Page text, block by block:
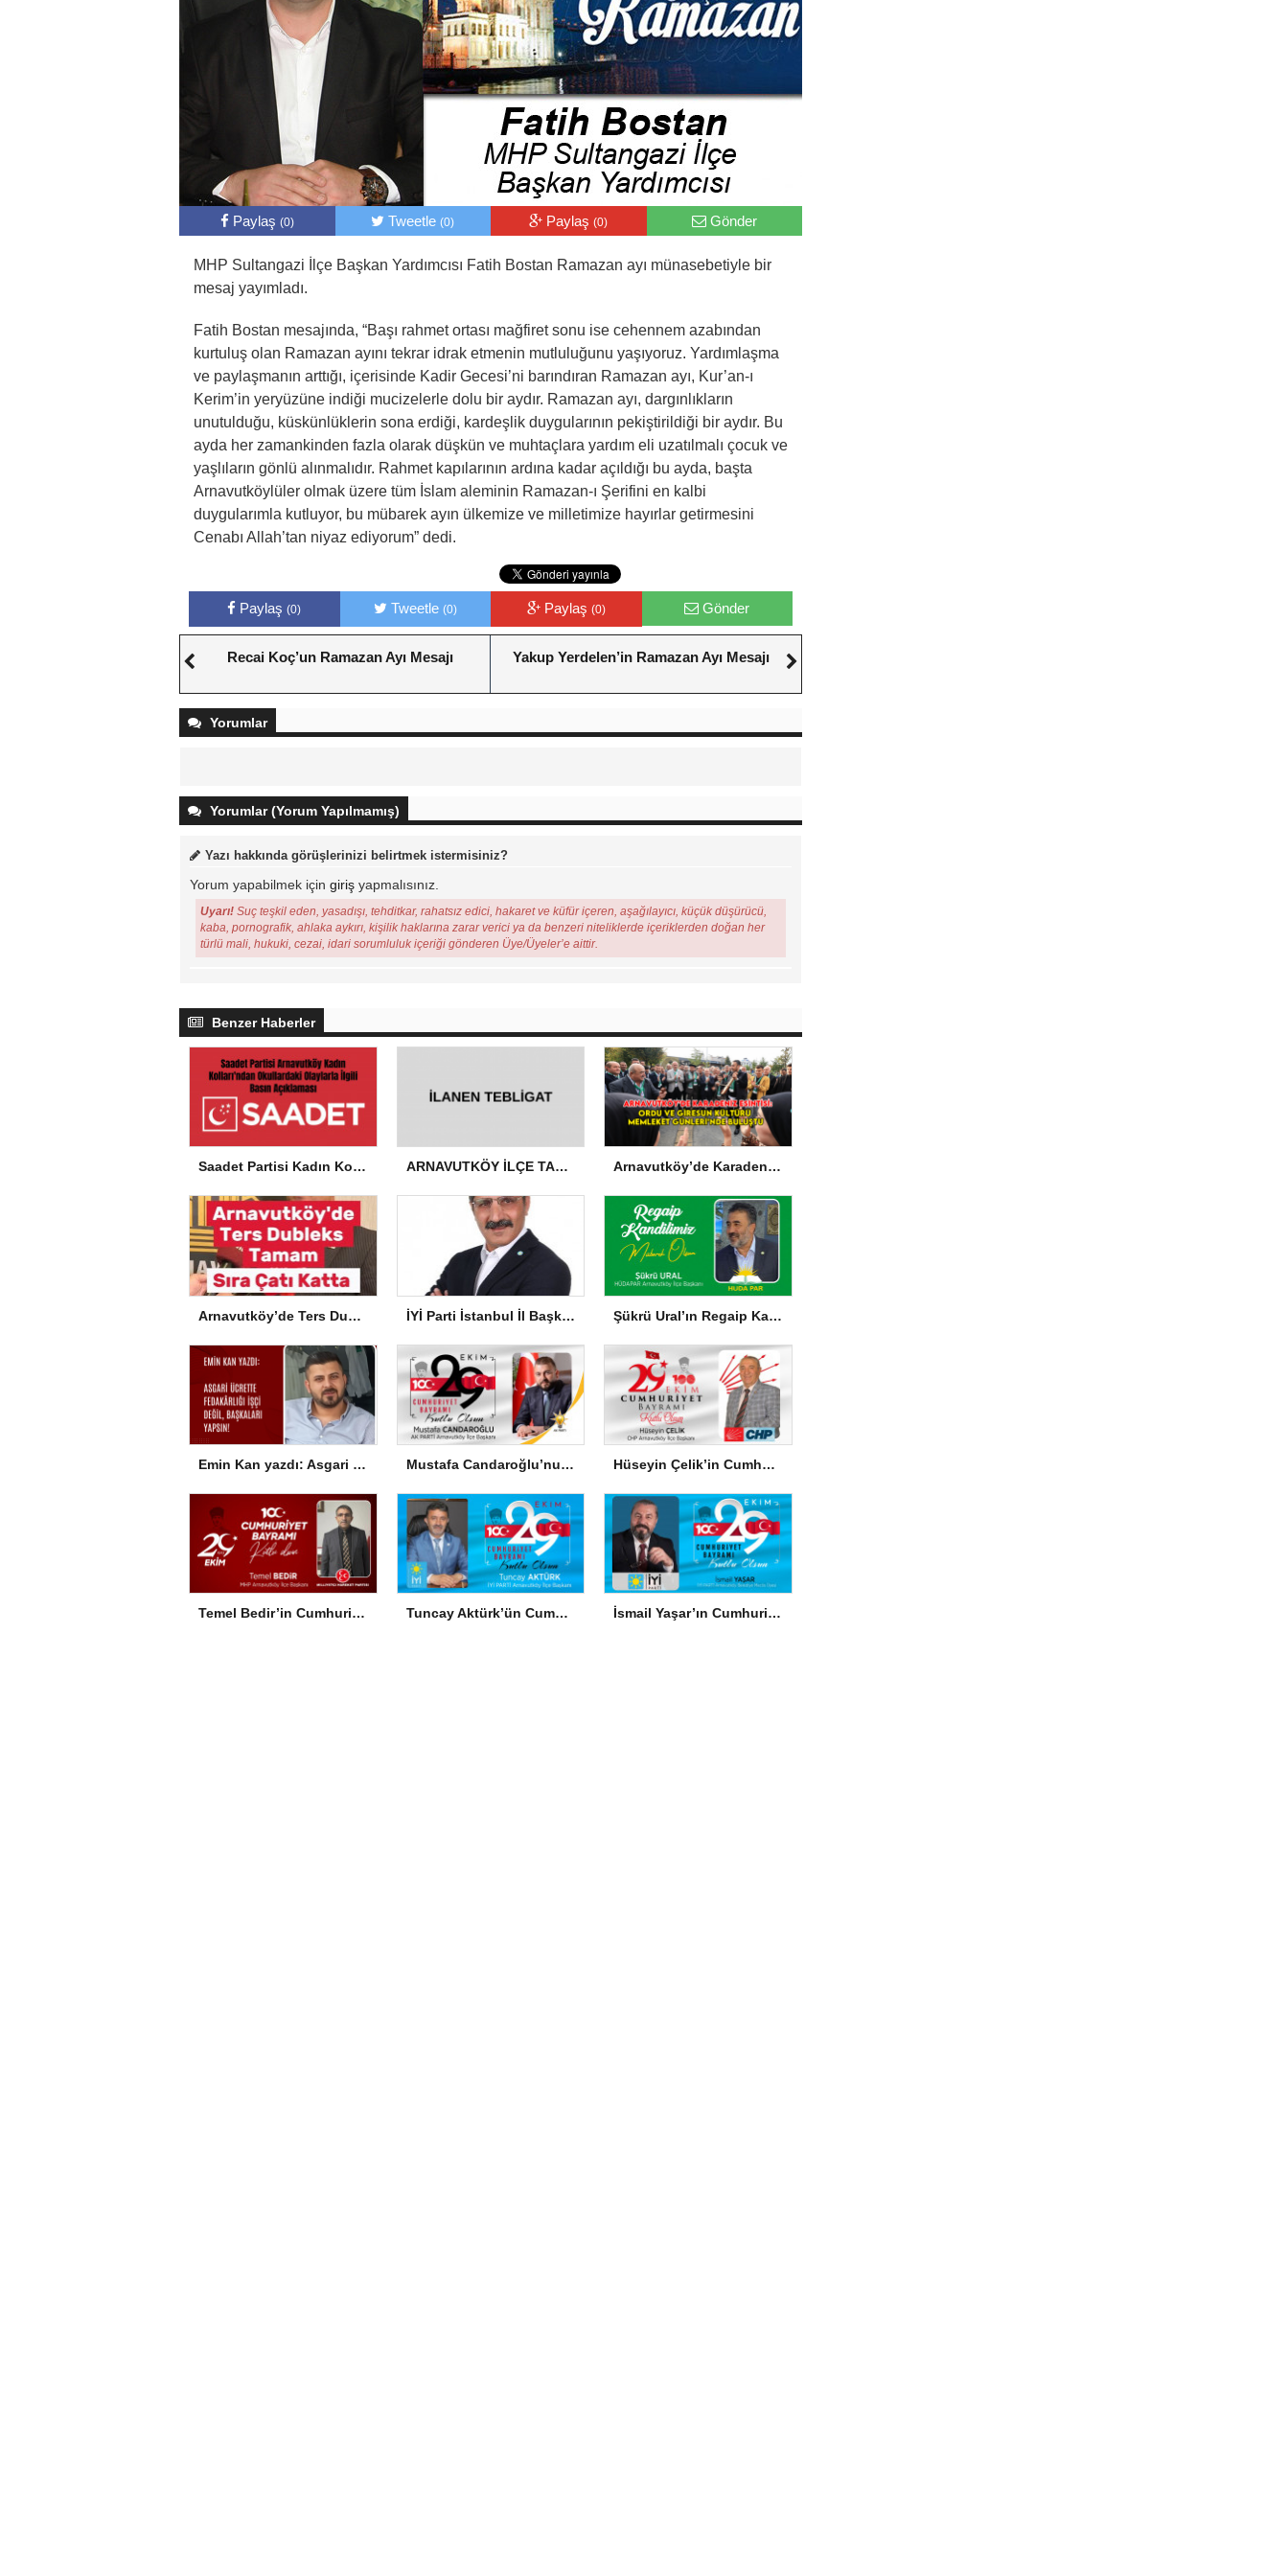
Paylaş (0) Tweetle(0) Paylaş(0) Gönder
MHP Sultangazi İlçe Başkan Yardımcısı Fatih Bostan Ramazan ayı münasebetiyle bir
mesaj yayımladı.
Fatih Bostan mesajında, “Başı rahmet ortası mağfiret sonu ise cehennem azabından
kurtuluş olan Ramazan ayını tekrar idrak etmenin mutluluğunu yaşıyoruz. Yardımlaşma
ve paylaşmanın arttığı, içerisinde Kadir Gecesi’ni barındıran Ramazan ayı, Kur’an-ı
Kerim’in yeryüzüne indiği mucizelerle dolu bir aydır. Ramazan ayı, dargınlıkların
unutulduğu, küskünlüklerin sona erdiği, kardeşlik duygularının pekiştirildiği bir aydır. Bu
ayda her zamankinden fazla olarak düşkün ve muhtaçlara yardım eli uzatılmalı çocuk ve
yaşlıların gönlü alınmalıdır. Rahmet kapılarının ardına kadar açıldığı bu ayda, başta
Arnavutköylüler olmak üzere tüm İslam aleminin Ramazan-ı Şerifini en kalbi
duygularımla kutluyor, bu mübarek ayın ülkemize ve milletimize hayırlar getirmesini
Cenabı Allah’tan niyaz ediyorum” dedi.
Paylaş(0) Tweetle (0) Paylaş (0) Gönder
Recai Koç’un Ramazan Ayı Mesajı Yakup Yerdelen’in Ramazan Ayı Mesajı
Yorumlar
Yorumlar (Yorum Yapılmamış)
Yazı hakkında görüşlerinizi belirtmek istermisiniz?
Yorum yapabilmek için giriş yapmalısınız.
Uyarı! Suç teşkil eden, yasadışı, tehditkar, rahatsız edici, hakaret ve küfür içeren, aşağılayıcı, küçük düşürücü,
kaba, pornografik, ahlaka aykırı, kişilik haklarına zarar verici ya da benzeri niteliklerde içeriklerden doğan her
türlü mali, hukuki, cezai, idari sorumluluk içeriği gönderen Üye/Üyeler’e aittir.
Benzer Haberler
Saadet Partisi Kadın Kolları’ndan Okullardaki Olaylarla İlgili Basın Açıklaması ARNAVUTKÖY İLÇE TARIM VE ORMAN MÜDÜRLÜĞÜ’NDEN İLANEN TEBLİGAT Arnavutköy’de Karadeniz Esintisi: Ordu ve Giresun Kültürü Memleket Günleri’nde Buluştu
Arnavutköy’de Ters Dubleks Tamam, Sıra Çatı Katta İYİ Parti İstanbul İl Başkanı Yücel Coşkun’dan Türk Milletine Kararlılık Mesajı Şükrü Ural’ın Regaip Kandili Mesajı
Emin Kan yazdı: Asgari ücrette fedakârlığı işçi değil, başkaları yapsın! Mustafa Candaroğlu’nun Cumhuriyet Bayramı Mesajı Hüseyin Çelik’in Cumhuriyet Bayramı Mesajı
Temel Bedir’in Cumhuriyet Bayramı Mesajı Tuncay Aktürk’ün Cumhuriyet Bayramı Mesajı İsmail Yaşar’ın Cumhuriyet Bayramı Mesajı